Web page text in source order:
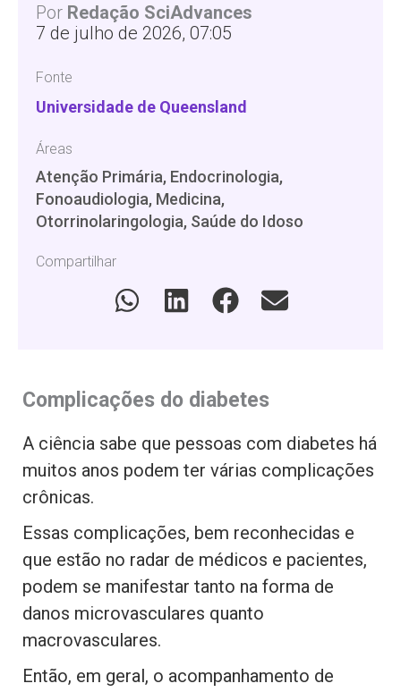
Por Redação SciAdvances
7 de julho de 2026, 07:05
Fonte
Universidade de Queensland
Áreas
Atenção Primária, Endocrinologia,
Fonoaudiologia, Medicina,
Otorrinolaringologia, Saúde do Idoso
Compartilhar
Complicações do diabetes
A ciência sabe que pessoas com diabetes há
muitos anos podem ter várias complicações
crônicas.
Essas complicações, bem reconhecidas e
que estão no radar de médicos e pacientes,
podem se manifestar tanto na forma de
danos microvasculares quanto
macrovasculares.
Então, em geral, o acompanhamento de